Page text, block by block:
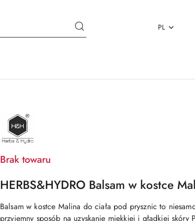
PL
NAZWA
PRODUCENTA:
HERBS&HYDRO
Brak towaru
HERBS&HYDRO Balsam w kostce
Balsam w kostce Malina do ciała pod prysznic to
przyjemny sposób na uzyskanie miękkiej i gładkiej skóry